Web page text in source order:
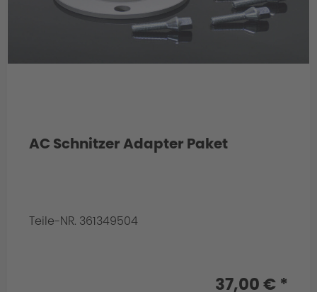
AC Schnitzer Adapter Paket
Teile-NR. 361349504
37,00 € *